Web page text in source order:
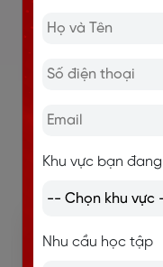
Khu vực bạn
Nhu cầu học tập